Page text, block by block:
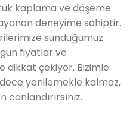
kaplama ve döşeme
deneyime sahiptir.
sunduğumuz
fiyatlar ve
dikkat çekiyor. Bizimle
yenilemekle kalmaz,
canlandırırsınız.